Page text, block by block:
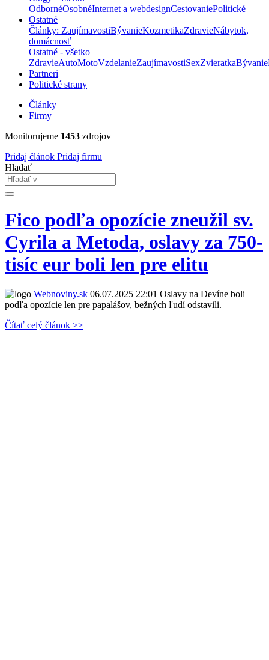
OdbornéOsobnéInternet a webdesignCestovaniePolitické
Ostatné
Články: ZaujímavostiBývanieKozmetikaZdravieNábytok,
domácnosť
Ostatné - všetko
ZdravieAutoMotoVzdelanieZaujímavostiSexZvieratkaBývanie
Partneri
Politické strany
Články
Firmy
Monitorujeme 1453 zdrojov
Pridaj článok Pridaj firmu
Hladať
Fico podľa opozície zneužil sv.
Cyrila a Metoda, oslavy za 750-
tisíc eur boli len pre elitu
Webnoviny.sk 06.07.2025 22:01 Oslavy na Devíne boli
podľa opozície len pre papalášov, bežných ľudí odstavili.
Čítať celý článok >>